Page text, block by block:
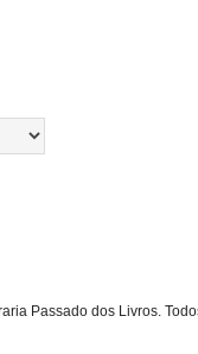
Passado dos Livros.